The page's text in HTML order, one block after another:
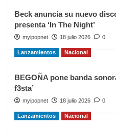
Beck anuncia su nuevo
presenta ‘In The Night’
myipopnet 18 julio 2026 0
Lanzamientos Nacional
BEGOÑA pone banda
f3sta’
myipopnet 18 julio 2026 0
Lanzamientos Nacional